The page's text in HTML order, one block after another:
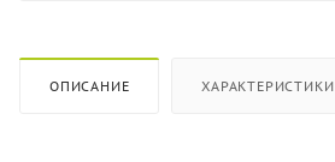
ОПИСАНИЕ ХАРАКТЕРИСТИКИ